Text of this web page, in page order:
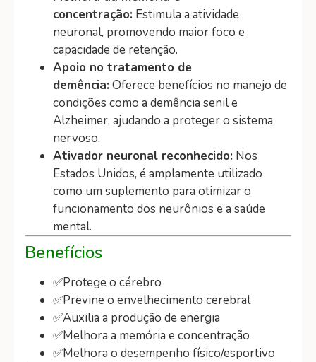
concentração: Estimula a atividade
neuronal, promovendo maior foco e
capacidade de retenção.
Apoio no tratamento de
demência: Oferece benefícios no manejo de
condições como a demência senil e
Alzheimer, ajudando a proteger o sistema
nervoso.
Ativador neuronal reconhecido: Nos
Estados Unidos, é amplamente utilizado
como um suplemento para otimizar o
funcionamento dos neurônios e a saúde
mental.
Benefícios
✅Protege o cérebro
✅Previne o envelhecimento cerebral
✅Auxilia a produção de energia
✅Melhora a memória e concentração
✅Melhora o desempenho físico/esportivo